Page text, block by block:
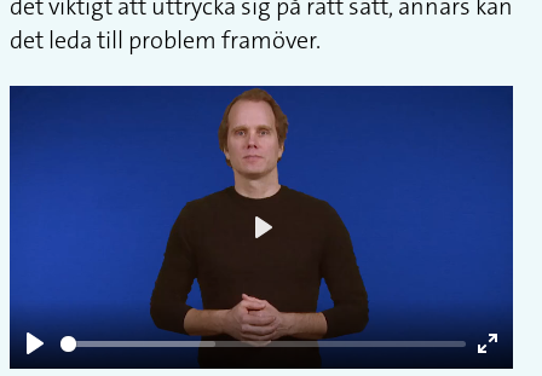
det leda till problem framöver.
Play
Enter